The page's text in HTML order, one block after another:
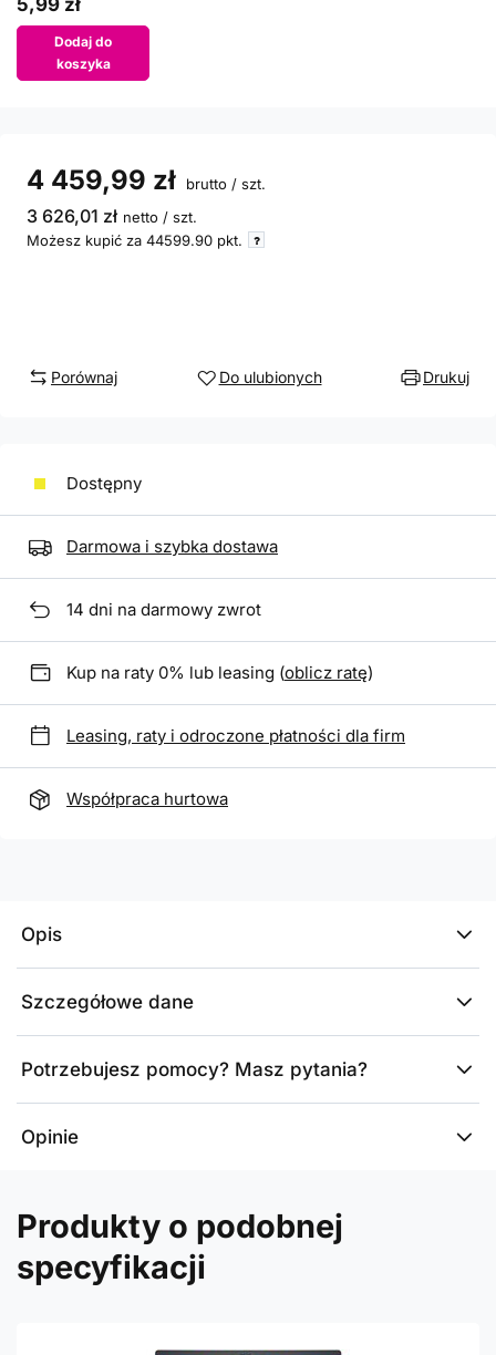
5,99 zł
Dodaj do
koszyka
4 459,99 zł brutto / szt.
3 626,01 zł netto / szt.
Możesz kupić za 44599.90 pkt.
Porównaj Do ulubionych Drukuj
Dostępny
Darmowa i szybka dostawa
14 dni na darmowy zwrot
Kup na raty 0% lub leasing (oblicz ratę)
Leasing, raty i odroczone płatności dla firm
Współpraca hurtowa
Opis
Szczegółowe dane
Potrzebujesz pomocy? Masz pytania?
Opinie
Produkty o podobnej
specyfikacji